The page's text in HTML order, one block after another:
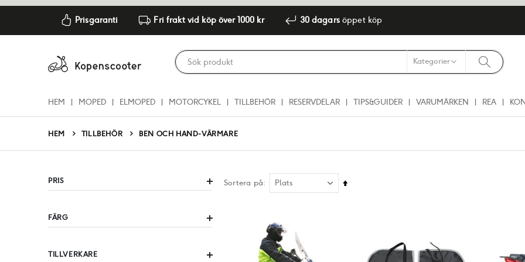
Prisgaranti Fri frakt vid köp över 1000 kr 30 dagarsöppet köp
HEM MOPED ELMOPED MOTORCYKEL TILLBEHÖR RESERVDELAR TIPS&GUIDER VARUMÄRKEN REA
HEM TILLBEHÖR BEN OCH HAND-VÄRMARE
Sortera på
Sätt
PRIS
FÄRG
TILLVERKARE